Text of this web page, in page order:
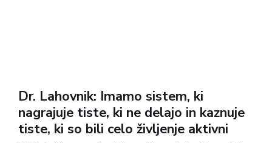
Dr. Lahovnik: Imamo sistem, ki
nagrajuje tiste, ki ne delajo in kaznuje
tiste, ki so bili celo življenje aktivni